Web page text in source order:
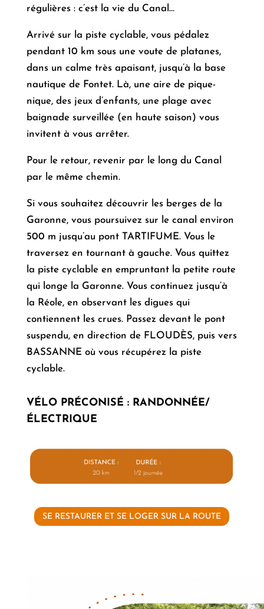
régulières : c’est la vie du Canal…
Arrivé sur la piste cyclable, vous pédalez
pendant 10 km sous une voute de platanes,
dans un calme très apaisant, jusqu’à la base
nautique de Fontet. Là, une aire de pique-
nique, des jeux d’enfants, une plage avec
baignade surveillée (en haute saison) vous
invitent à vous arrêter.
Pour le retour, revenir par le long du Canal
par le même chemin.
Si vous souhaitez découvrir les berges de la
Garonne, vous poursuivez sur le canal environ
500 m jusqu’au pont TARTIFUME. Vous le
traversez en tournant à gauche. Vous quittez
la piste cyclable en empruntant la petite route
qui longe la Garonne. Vous continuez jusqu’à
la Réole, en observant les digues qui
contiennent les crues. Passez devant le pont
suspendu, en direction de FLOUDÈS, puis vers
BASSANNE où vous récupérez la piste
cyclable.
VÉLO PRÉCONISÉ : RANDONNÉE/
ÉLECTRIQUE
SE RESTAURER ET SE LOGER SUR LA ROUTE